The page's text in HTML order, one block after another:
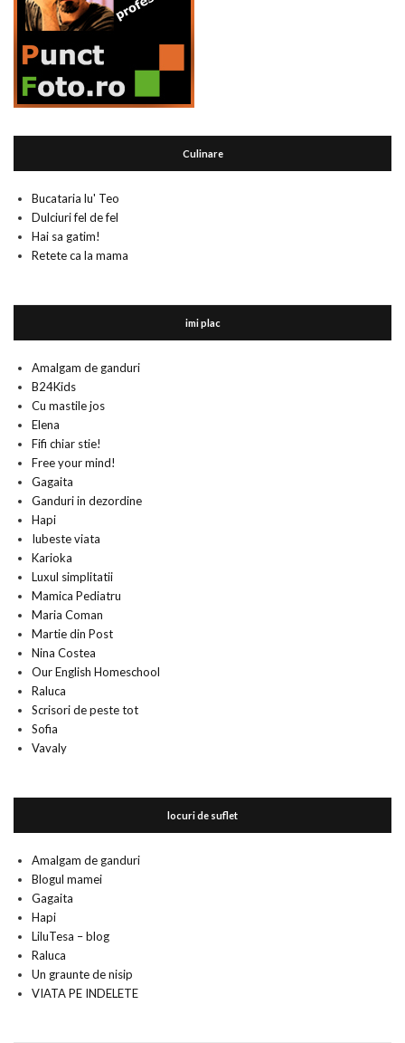
Culinare
Bucataria lu' Teo
Dulciuri fel de fel
Hai sa gatim!
Retete ca la mama
imi plac
Amalgam de ganduri
B24Kids
Cu mastile jos
Elena
Fifi chiar stie!
Free your mind!
Gagaita
Ganduri in dezordine
Hapi
Iubeste viata
Karioka
Luxul simplitatii
Mamica Pediatru
Maria Coman
Martie din Post
Nina Costea
Our English Homeschool
Raluca
Scrisori de peste tot
Sofia
Vavaly
locuri de suflet
Amalgam de ganduri
Blogul mamei
Gagaita
Hapi
LiluTesa – blog
Raluca
Un graunte de nisip
VIATA PE INDELETE